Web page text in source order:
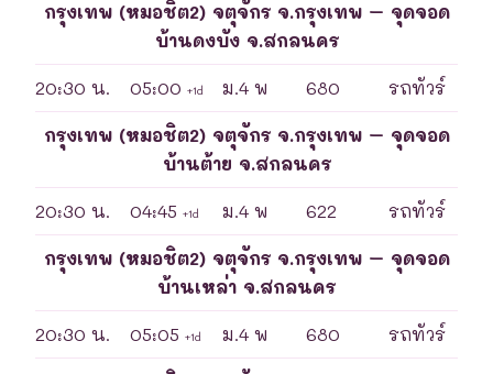
กรุงเทพ (หมอชิต2) จตุจักร จ.กรุงเทพ – จุดจอด
บ้านดงบัง จ.สกลนคร
20:30 น. 05:00 +1d ม.4 พ 680 รถทัวร์
กรุงเทพ (หมอชิต2) จตุจักร จ.กรุงเทพ – จุดจอด
บ้านต้าย จ.สกลนคร
20:30 น. 04:45 +1d ม.4 พ 622 รถทัวร์
กรุงเทพ (หมอชิต2) จตุจักร จ.กรุงเทพ – จุดจอด
บ้านเหล่า จ.สกลนคร
20:30 น. 05:05 +1d ม.4 พ 680 รถทัวร์